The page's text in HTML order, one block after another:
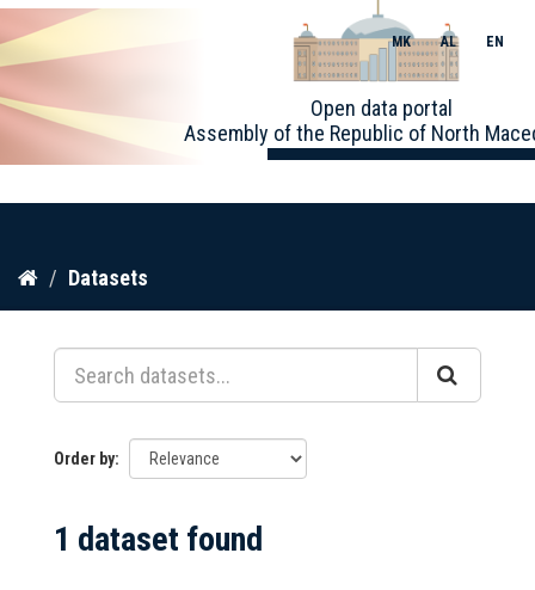
Skip
content
Open data portal
Assembly of the Republic of North
MK AL EN
Datasets
Order by
1 dataset found